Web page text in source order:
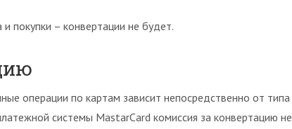
покупки – конвертации не будет.
операции по картам зависит непосредственно от типа
системы MastarCard комиссия за конвертацию не